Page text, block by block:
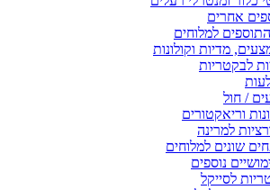
אחרים
למלוחים
מדיות וקולונות
לבקטריות
/ חול
וריאקטורים
למרינה
שונים למלוחים
נוספים
לסייקל